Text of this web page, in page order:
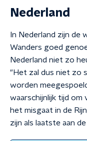
Nederland
In Nederland zijn de
Wanders goed
Nederland niet zo
"Het zal dus niet zo
worden
waarschijnlijk tijd
het misgaat in de
zijn als laatste aan